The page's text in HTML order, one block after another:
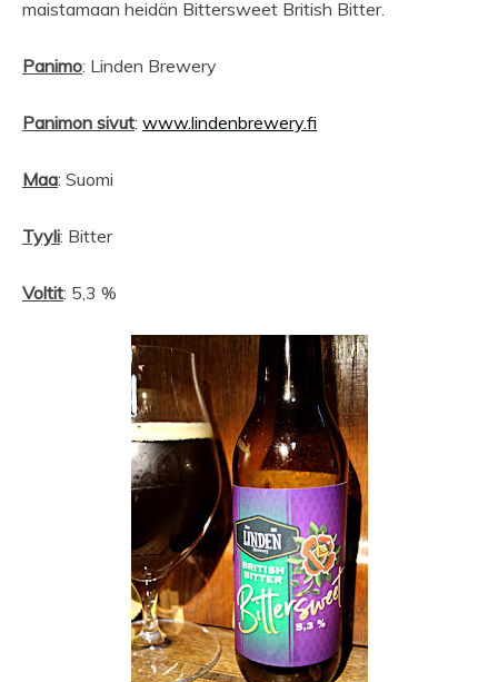
maistamaan heidän Bittersweet British Bitter.
Panimo: Linden Brewery
Panimon sivut: www.lindenbrewery.fi
Maa: Suomi
Tyyli: Bitter
Voltit: 5,3 %